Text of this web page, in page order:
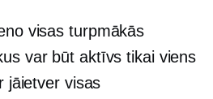
visas turpmākās
var būt aktīvs tikai viens
jāietver visas